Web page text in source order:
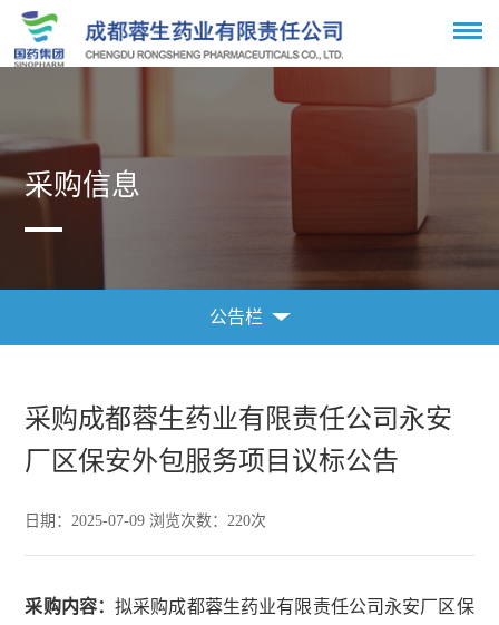
采购信息
公告栏
采购成都蓉生药业有限责任公司永安
厂区保安外包服务项目议标公告
日期：2025-07-09 浏览次数：220次
采购内容：拟采购成都蓉生药业有限责任公司永安厂区保